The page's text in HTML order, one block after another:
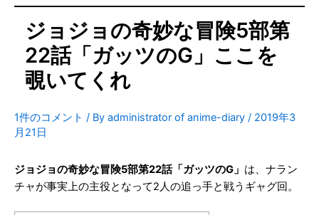
ジョジョの奇妙な冒険5部第
22話「ガッツのG」ここを
覗いてくれ
1件のコメント / By administrator of anime-diary / 2019年3
月21日
ジョジョの奇妙な冒険5部第22話「ガッツのG」 は、ナラン
チャが事実上の主役となって2人の追っ手と戦うギャグ回。